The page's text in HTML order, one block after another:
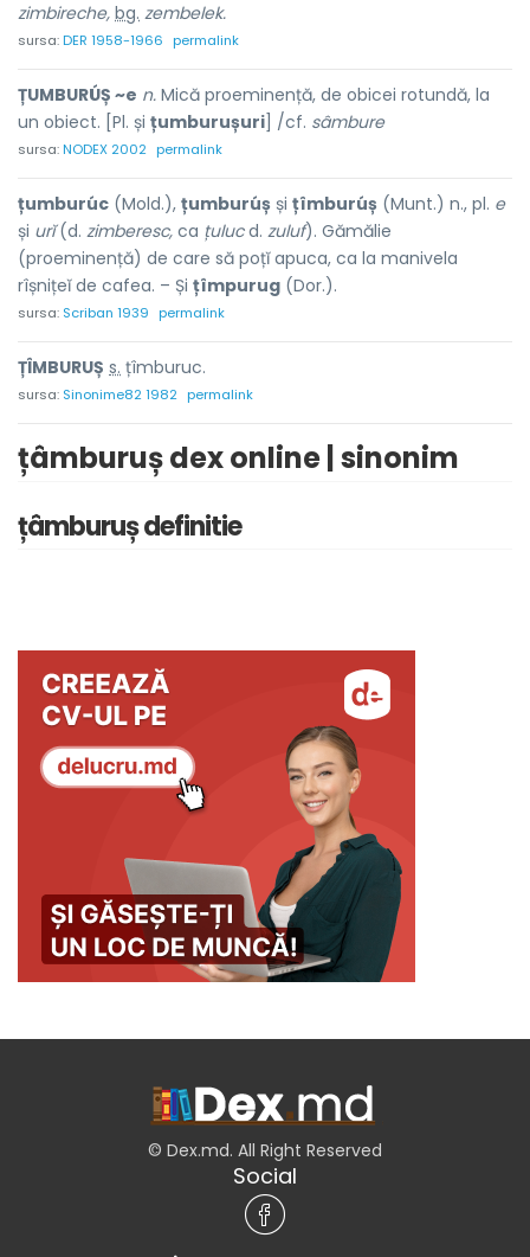
zimbireche, bg. zembelek.
sursa:DER 1958-1966 permalink
ȚUMBURÚȘ ~e n. Mică proeminență, de obicei rotundă, la
un obiect. [Pl. și țumburușuri ] /cf. sâmbure
sursa:NODEX 2002 permalink
țumburúc (Mold.), țumburúș și țîmburúș (Munt.) n., pl. e
și urĭ(d. zimberesc, ca țulucd. zuluf). Gămălie
(proeminență) de care să poțĭ apuca, ca la manivela
rîșnițeĭ de cafea. – Și țîmpurug (Dor.).
sursa: Scriban 1939 permalink
ȚÎMBURUȘ s. țîmburuc.
sursa: Sinonime82 1982 permalink
țâmburuș dex online | sinonim
țâmburuș definitie
© Dex.md. All Right Reserved
Social